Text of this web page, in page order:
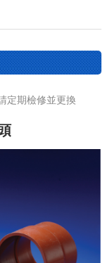
定期檢修並更換